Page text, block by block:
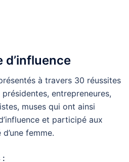
d’influence
à travers 30 réussites
entrepreneures,
muses qui ont ainsi
et participé aux
femme.
: